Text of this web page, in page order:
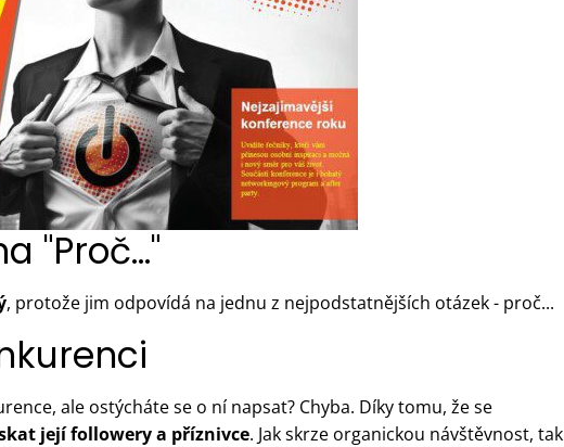
"Proč..."
, protože jim odpovídá na jednu z nejpodstatnějších otázek - proč...
ale ostýcháte se o ní napsat? Chyba. Díky tomu, že se
její followery a příznivce. Jak skrze organickou návštěvnost, tak